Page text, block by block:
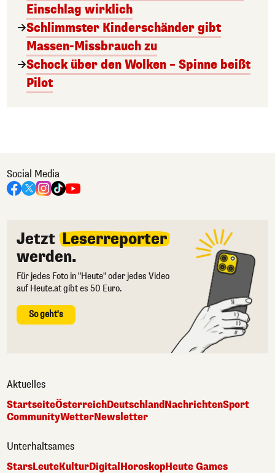
Einschlag wirklich
Schlimmster Kinderschänder gibt
Massen-Missbrauch zu
Schock über den Wolken – Spinne beißt
Pilot
Social Media
Jetzt Leserreporter
werden.
Für jedes Foto in "Heute" oder jedes Video
auf Heute.at gibt es 50 Euro.
So geht's
Aktuelles
StartseiteÖsterreichDeutschlandNachrichtenSport
CommunityWetterNewsletter
Unterhaltsames
StarsLeuteKulturDigital HoroskopHeute Games